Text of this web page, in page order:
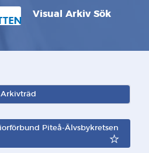
Visual Arkiv Sök
Arkivträd
Piteå-Älvsbykretsen